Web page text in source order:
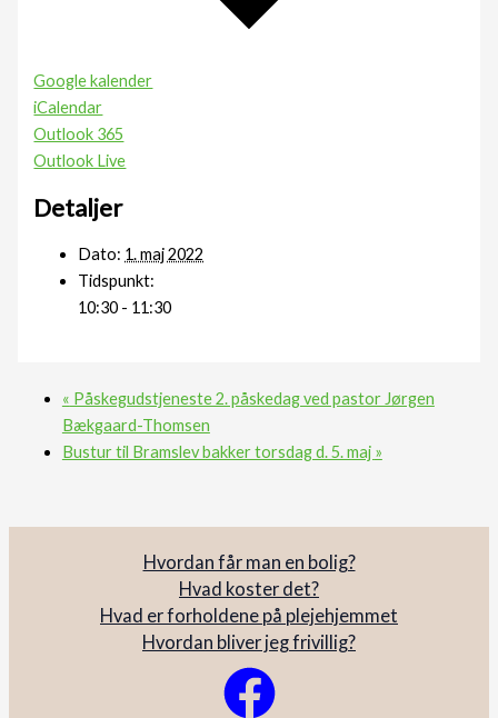
Google kalender
iCalendar
Outlook 365
Outlook Live
Detaljer
Dato: 1. maj 2022
Tidspunkt:
10:30 - 11:30
« Påskegudstjeneste 2. påskedag ved pastor Jørgen
Bækgaard-Thomsen
Bustur til Bramslev bakker torsdag d. 5. maj »
Hvordan får man en bolig?
Hvad koster det?
Hvad er forholdene på plejehjemmet
Hvordan bliver jeg frivillig?